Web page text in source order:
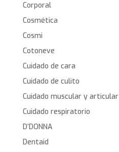
Corporal
Cosmética
Cosmi
Cotoneve
Cuidado de cara
Cuidado de culito
Cuidado muscular y articular
Cuidado respiratorio
D’DONNA
Dentaid